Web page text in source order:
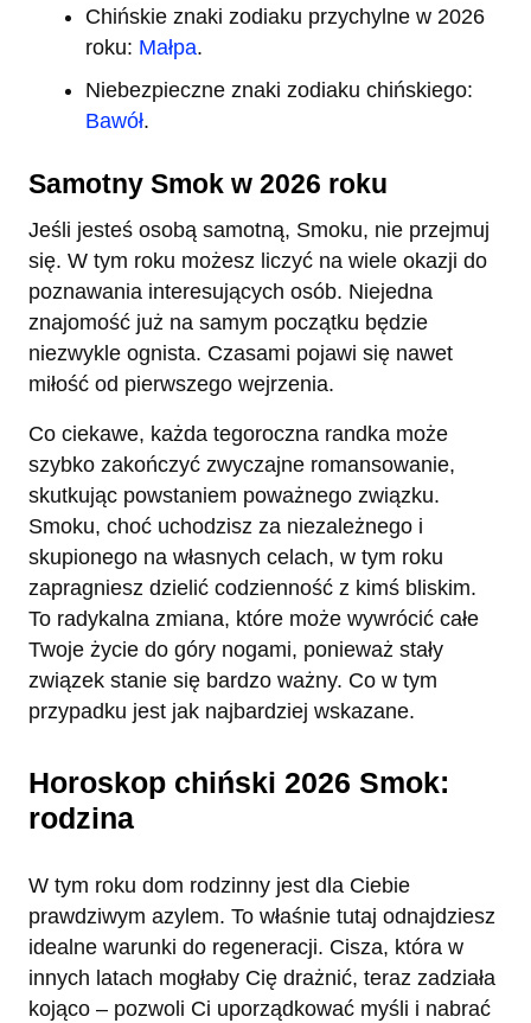
Chińskie znaki zodiaku przychylne w 2026
roku: Małpa.
Niebezpieczne znaki zodiaku chińskiego:
Bawół.
Samotny Smok w 2026 roku
Jeśli jesteś osobą samotną, Smoku, nie przejmuj
się. W tym roku możesz liczyć na wiele okazji do
poznawania interesujących osób. Niejedna
znajomość już na samym początku będzie
niezwykle ognista. Czasami pojawi się nawet
miłość od pierwszego wejrzenia.
Co ciekawe, każda tegoroczna randka może
szybko zakończyć zwyczajne romansowanie,
skutkując powstaniem poważnego związku.
Smoku, choć uchodzisz za niezależnego i
skupionego na własnych celach, w tym roku
zapragniesz dzielić codzienność z kimś bliskim.
To radykalna zmiana, które może wywrócić całe
Twoje życie do góry nogami, ponieważ stały
związek stanie się bardzo ważny. Co w tym
przypadku jest jak najbardziej wskazane.
Horoskop chiński 2026 Smok:
rodzina
W tym roku dom rodzinny jest dla Ciebie
prawdziwym azylem. To właśnie tutaj odnajdziesz
idealne warunki do regeneracji. Cisza, która w
innych latach mogłaby Cię drażnić, teraz zadziała
kojąco – pozwoli Ci uporządkować myśli i nabrać